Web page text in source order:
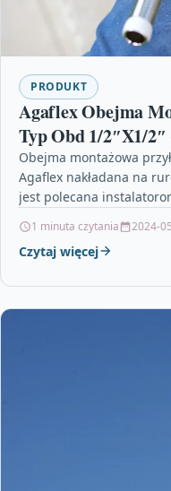
PRODUKT
Agaflex Obejma
Typ Obd 1/2″X1/2″
Obejma montażowa
Agaflex nakładana na
jest polecana
1 minuta czytania 2024-
Czytaj więcej